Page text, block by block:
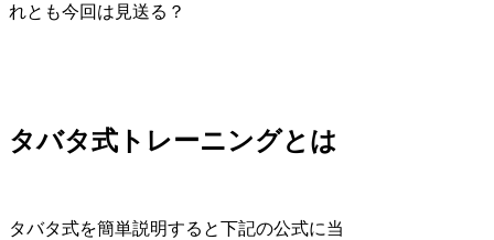
れとも今回は見送る？
タバタ式トレーニングとは
タバタ式を簡単説明すると下記の公式に当